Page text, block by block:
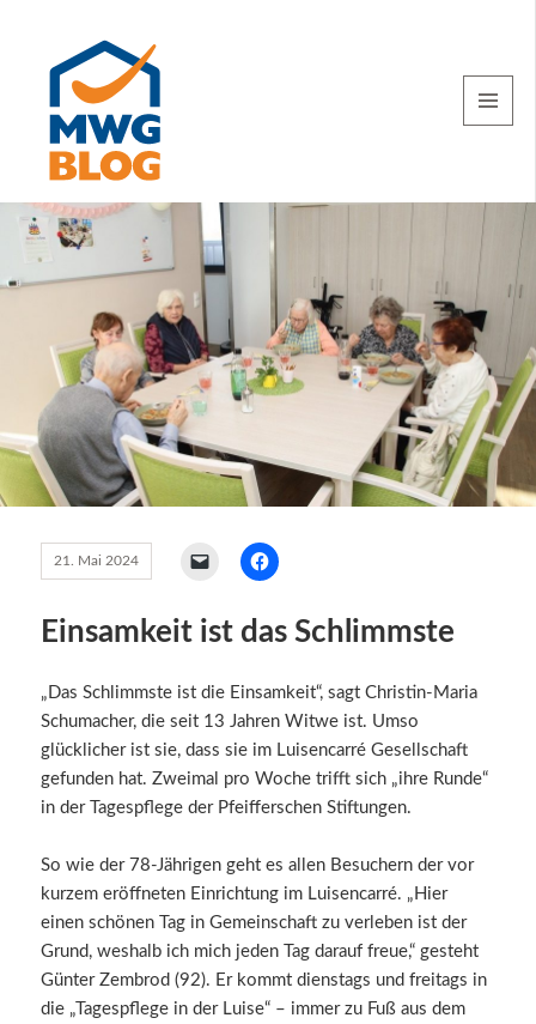
21. Mai 2024
Einsamkeit ist das Schlimmste
„Das Schlimmste ist die Einsamkeit“, sagt Christin-Maria
Schumacher, die seit 13 Jahren Witwe ist. Umso
glücklicher ist sie, dass sie im Luisencarré Gesellschaft
gefunden hat. Zweimal pro Woche trifft sich „ihre Runde“
in der Tagespflege der Pfeifferschen Stiftungen.
So wie der 78-Jährigen geht es allen Besuchern der vor
kurzem eröffneten Einrichtung im Luisencarré. „Hier
einen schönen Tag in Gemeinschaft zu verleben ist der
Grund, weshalb ich mich jeden Tag darauf freue,“ gesteht
Günter Zembrod (92). Er kommt dienstags und freitags in
die „Tagespflege in der Luise“ – immer zu Fuß aus dem